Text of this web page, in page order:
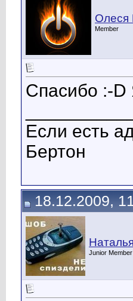
Олеся
Member
Спасибо :-D
Если есть
Бертон
18.12.2009,
Junior Member